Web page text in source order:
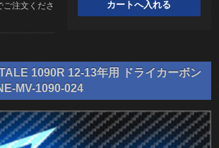
ご注文くださ
1090R 12-13年用 ドライカーボン
MV-1090-024